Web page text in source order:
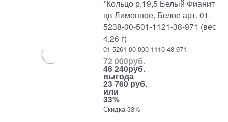
*Кольцо р.19,5 Белый Фианит
цв Лимонное, Белое арт. 01-
5238-00-501-1121-38-971 (вес
4,26 г)
01-5261-00-000-1110-48-971
72 000руб.
48 240руб.
выгода
23 760 руб.
или
33%
Скидка 33%